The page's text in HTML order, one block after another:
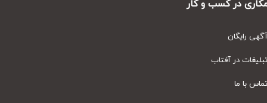
در کسب و کار
رایگان
در آفتاب
با ما